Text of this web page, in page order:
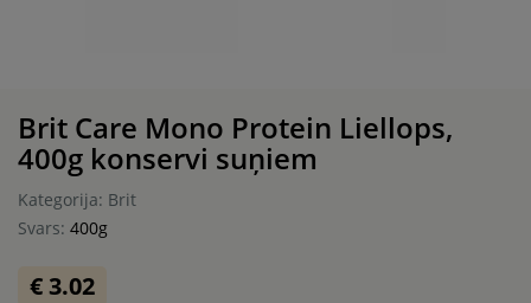
Brit Care Mono Protein Liellops,
400g konservi suņiem
Kategorija: Brit
Svars: 400g
€ 3.02